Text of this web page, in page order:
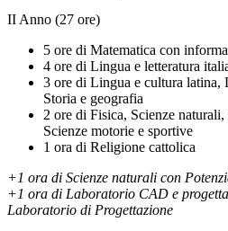
II Anno (27 ore)
5 ore di Matematica con
4 ore di Lingua e letteratura
3 ore di Lingua e cultura latina,
Storia e geografia
2 ore di Fisica, Scienze
Scienze motorie e sportive
1 ora di Religione cattolica
+1 ora di Scienze naturali con
+1 ora di Laboratorio CAD e
Laboratorio di Progettazione